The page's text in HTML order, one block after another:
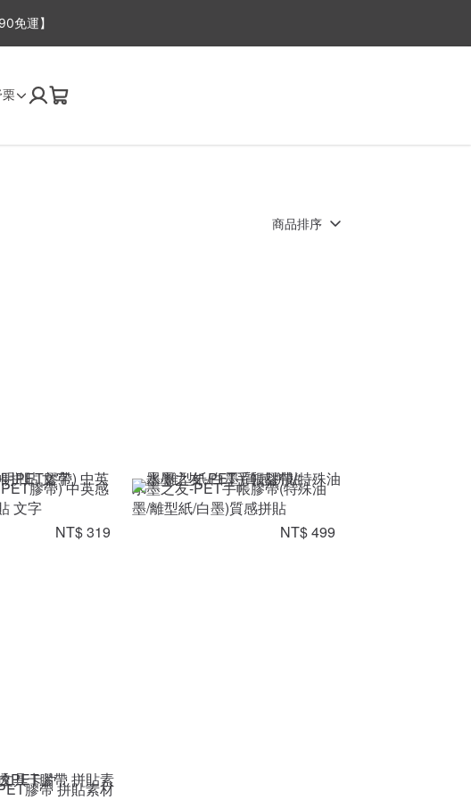
免運】
栗
商品排序
膠帶) 中英感
文字
NT$ 319
水墨之友-PET手帳膠帶(特殊油
墨/離型紙/白墨)質感拼貼
NT$ 499
膠帶 拼貼素材